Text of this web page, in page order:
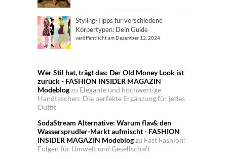
Styling-Tipps für verschiedene
Körpertypen: Dein Guide
veröffentlicht am Dezember 12, 2024
Wer Stil hat, trägt das: Der Old Money Look ist
zurück - FASHION INSIDER MAGAZIN
Modeblogzu Elegante und hochwertige
Handtaschen: Die perfekte Ergänzung für jedes
Outfit
SodaStream Alternative: Warum flav& den
Wassersprudler-Markt aufmischt - FASHION
INSIDER MAGAZIN Modeblogzu Fast Fashion:
Folgen für Umwelt und Gesellschaft